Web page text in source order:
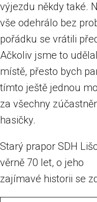
výjezdu někdy také.
vše odehrálo bez
pořádku se vrátili
Ačkoliv jsme to
místě, přesto bych
tímto ještě jednou
za všechny
hasičky.
Starý prapor SDH
věrně 70 let, o jeho
zajímavé historii se